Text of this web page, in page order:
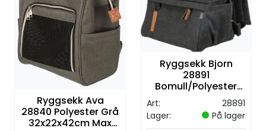
Ryggsekk Ava
28840 Polyester Grå
32x22x42cm Max
Ryggsekk Bjorn
28891
Bomull/Polyester
Svart 35x20x40cm
Art:
28891
Lager:
På lager